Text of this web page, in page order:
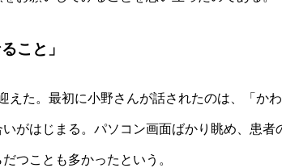
こと」
えた。最初に小野さんが話されたのは、「か
がはじまる。パソコン画面ばかり眺め、患者
つことも多かったという。